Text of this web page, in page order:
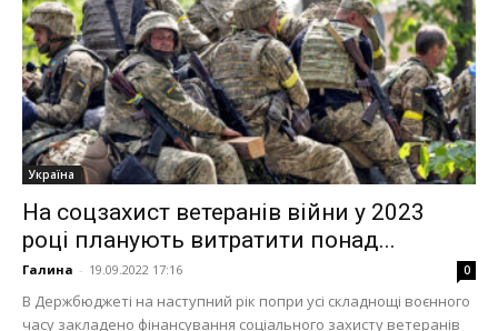
Україна
На соцзахист ветеранів війни у 2023
році планують витратити понад...
Галина - 19.09.2022 17:16 0
В Держбюджеті на наступний рік попри усі складнощі воєнного
часу закладено фінансування соціального захисту ветеранів